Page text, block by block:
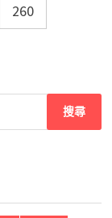
260